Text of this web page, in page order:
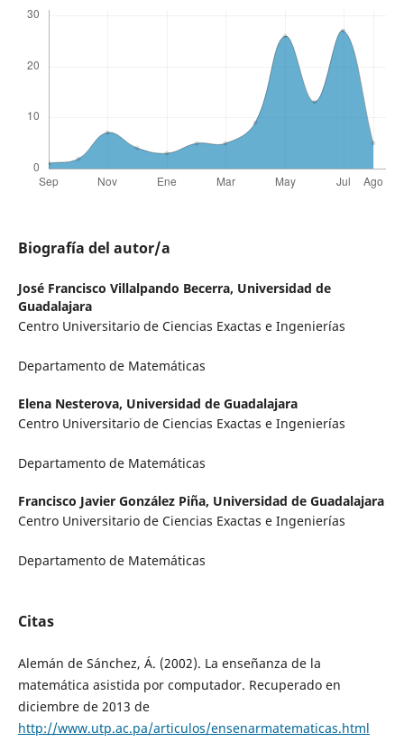
Biografía del autor/a
José Francisco Villalpando Becerra, Universidad de
Guadalajara
Centro Universitario de Ciencias Exactas e Ingenierías
Departamento de Matemáticas
Elena Nesterova, Universidad de Guadalajara
Centro Universitario de Ciencias Exactas e Ingenierías
Departamento de Matemáticas
Francisco Javier González Piña, Universidad de Guadalajara
Centro Universitario de Ciencias Exactas e Ingenierías
Departamento de Matemáticas
Citas
Alemán de Sánchez, Á. (2002). La enseñanza de la
matemática asistida por computador. Recuperado en
diciembre de 2013 de
http://www.utp.ac.pa/articulos/ensenarmatematicas.html